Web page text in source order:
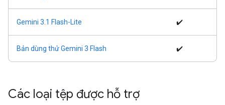
Gemini 3.1 Flash-Lite ✔️
Bản dùng thử Gemini 3 Flash ✔️
Các loại tệp được hỗ trợ